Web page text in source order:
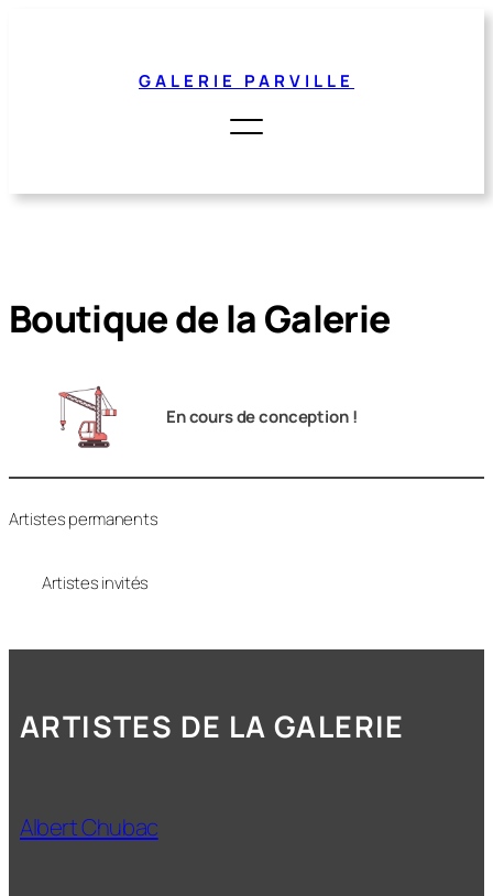
GALERIE PARVILLE
Boutique de la Galerie
En cours de conception !
Artistes permanents
Artistes invités
ARTISTES DE LA GALERIE
Albert Chubac